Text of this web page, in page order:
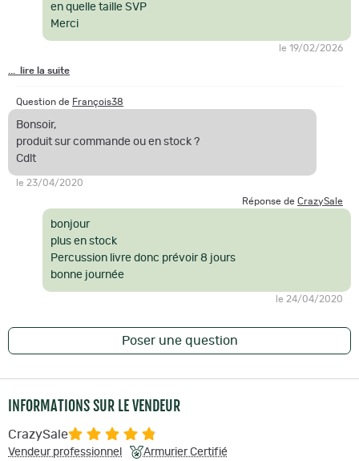
en quelle taille SVP
Merci
le 19/02/2026
... lire la suite
Question de François38
Bonsoir,
produit sur commande ou en stock ?
Cdlt
le 23/04/2020
Réponse de CrazySale
bonjour
plus en stock
Percussion livre donc prévoir 8 jours
bonne journée
le 24/04/2020
Poser une question
INFORMATIONS SUR LE VENDEUR
CrazySale
Vendeur professionnel Armurier Certifié